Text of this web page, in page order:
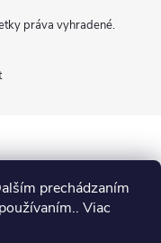
prechádzaním
Viac
práva vyhradené.